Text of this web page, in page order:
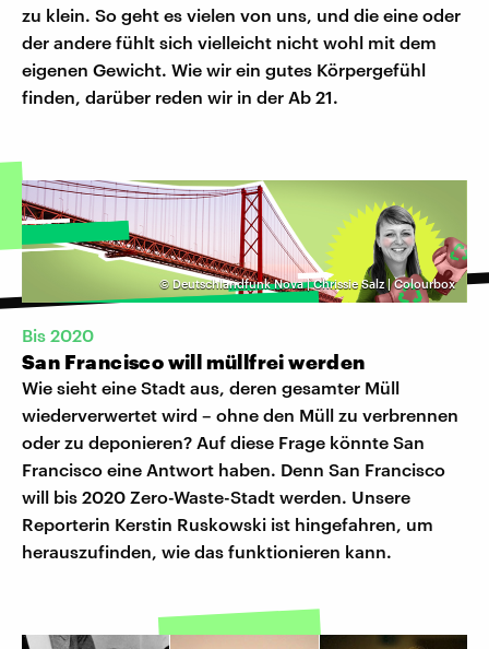
zu klein. So geht es vielen von uns, und die eine oder
der andere fühlt sich vielleicht nicht wohl mit dem
eigenen Gewicht. Wie wir ein gutes Körpergefühl
finden, darüber reden wir in der Ab 21.
© Deutschlandfunk Nova | Chrissie Salz | Colourbox
Bis 2020
San Francisco will müllfrei werden
Wie sieht eine Stadt aus, deren gesamter Müll
wiederverwertet wird – ohne den Müll zu verbrennen
oder zu deponieren? Auf diese Frage könnte San
Francisco eine Antwort haben. Denn San Francisco
will bis 2020 Zero-Waste-Stadt werden. Unsere
Reporterin Kerstin Ruskowski ist hingefahren, um
herauszufinden, wie das funktionieren kann.